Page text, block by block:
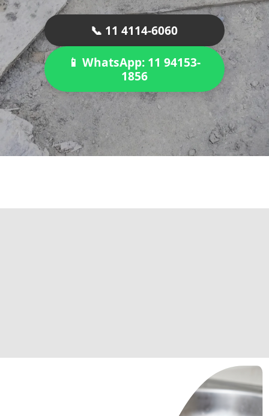
📞 11 4114-6060
📱 WhatsApp: 11 94153-
1856